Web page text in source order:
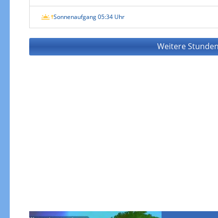
Sonnenaufgang 05:34 Uhr
Weitere